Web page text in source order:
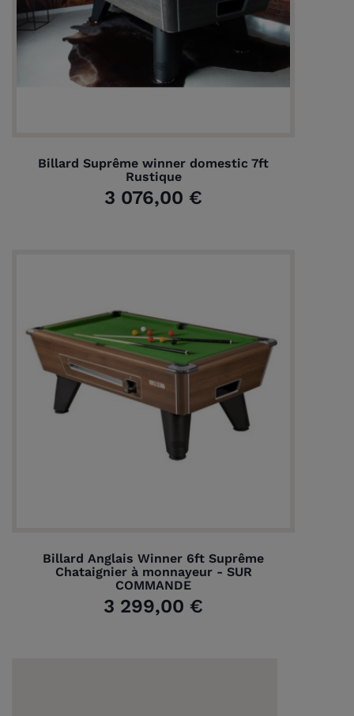
Billard Suprême winner domestic 7ft
Rustique
3 076,00 €
Billard Anglais Winner 6ft Suprême
Chataignier à monnayeur - SUR
COMMANDE
3 299,00 €